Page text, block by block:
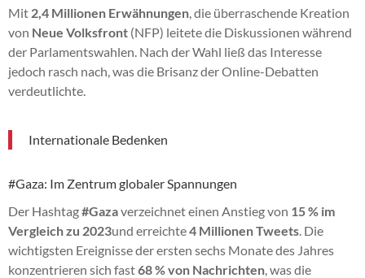
Mit 2,4 Millionen Erwähnungen , die überraschende Kreation
von Neue Volksfront (NFP) leitete die Diskussionen während
der Parlamentswahlen. Nach der Wahl ließ das Interesse
jedoch rasch nach, was die Brisanz der Online-Debatten
verdeutlichte.
Internationale Bedenken
#Gaza: Im Zentrum globaler Spannungen
Der Hashtag#Gazaverzeichnet einen Anstieg von 15 % im
Vergleich zu 2023und erreichte4 Millionen Tweets . Die
wichtigsten Ereignisse der ersten sechs Monate des Jahres
konzentrieren sich fast68 % von Nachrichten , was die